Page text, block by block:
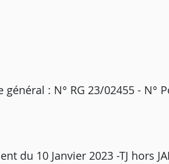
: N° RG 23/02455 - N°
10 Janvier 2023 -TJ hors JAF,